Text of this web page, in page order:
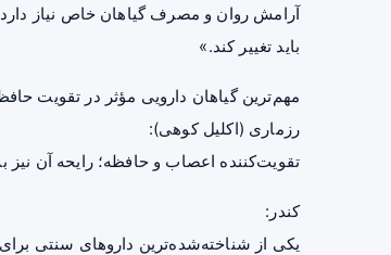
آرامش روان و مصرف گیاهان خاص نیاز
باید تغییر کند.»
مهم‌ترین گیاهان دارویی مؤثر در تقویت
رزماری (اکلیل کوهی):
تقویت‌کننده اعصاب و حافظه؛ رایحه آن
کندر:
یکی از شناخته‌شده‌ترین داروهای سنتی